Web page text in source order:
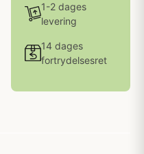
1-2 dages
levering
14 dages
fortrydelsesret